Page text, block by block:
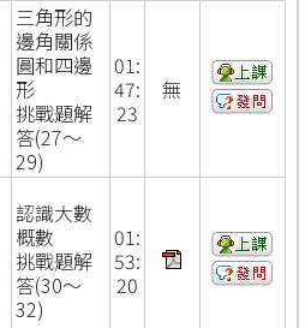
三角形的
邊角關係
圓和四邊
形
挑戰題解
答(27～
29)
01:
47:
23
無
認識大數
概數
挑戰題解
答(30～
32)
01:
53:
20